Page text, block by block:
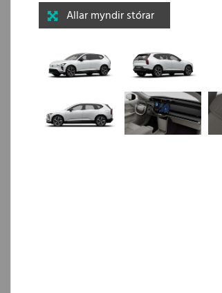
Allar myndir stórar